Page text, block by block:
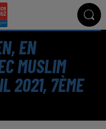
EN
MUSLIM
2021, 7ÈME